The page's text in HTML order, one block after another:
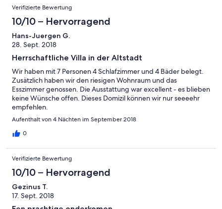
Verifizierte Bewertung
10/10 – Hervorragend
Hans-Juergen G.
28. Sept. 2018
Herrschaftliche Villa in der Altstadt
Wir haben mit 7 Personen 4 Schlafzimmer und 4 Bäder belegt.
Zusätzlich haben wir den riesigen Wohnraum und das
Esszimmer genossen. Die Ausstattung war excellent - es blieben
keine Wünsche offen. Dieses Domizil können wir nur seeeehr
empfehlen.
Aufenthalt von 4 Nächten im September 2018
0
Verifizierte Bewertung
10/10 – Hervorragend
Gezinus T.
17. Sept. 2018